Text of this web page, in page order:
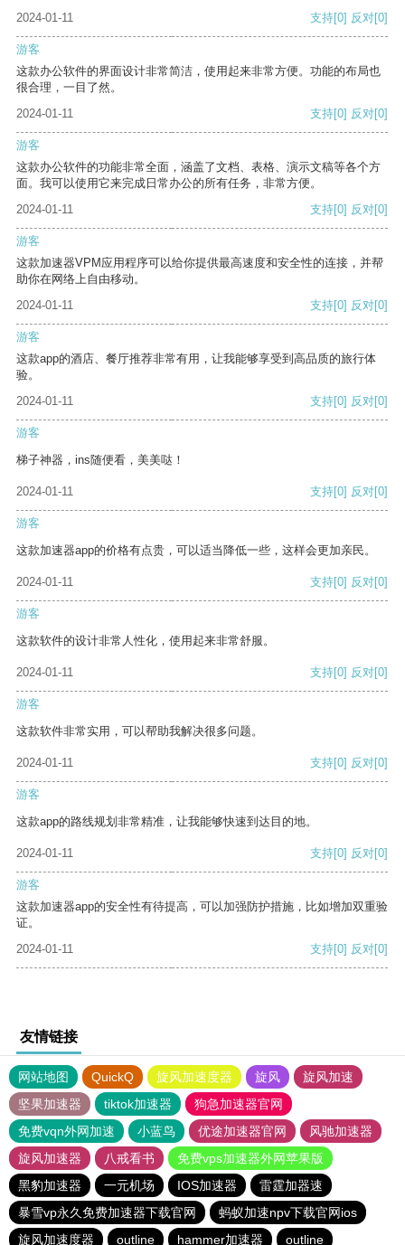
2024-01-11
支持[0] 反对[0]
游客
这款办公软件的界面设计非常简洁，使用起来非常方便。功能的布局也
很合理，一目了然。
2024-01-11
支持[0] 反对[0]
游客
这款办公软件的功能非常全面，涵盖了文档、表格、演示文稿等各个方
面。我可以使用它来完成日常办公的所有任务，非常方便。
2024-01-11
支持[0] 反对[0]
游客
这款加速器VPM应用程序可以给你提供最高速度和安全性的连接，并帮
助你在网络上自由移动。
2024-01-11
支持[0] 反对[0]
游客
这款app的酒店、餐厅推荐非常有用，让我能够享受到高品质的旅行体
验。
2024-01-11
支持[0] 反对[0]
游客
梯子神器，ins随便看，美美哒！
2024-01-11 支持[0] 反对[0]
游客
这款加速器app的价格有点贵，可以适当降低一些，这样会更加亲民。
2024-01-11 支持[0] 反对[0]
游客
这款软件的设计非常人性化，使用起来非常舒服。
2024-01-11 支持[0] 反对[0]
游客
这款软件非常实用，可以帮助我解决很多问题。
2024-01-11 支持[0] 反对[0]
游客
这款app的路线规划非常精准，让我能够快速到达目的地。
2024-01-11 支持[0] 反对[0]
游客
这款加速器app的安全性有待提高，可以加强防护措施，比如增加双重验
证。
2024-01-11
支持[0] 反对[0]
友情链接
网站地图 QuickQ 旋风加速度器 旋风
旋风加速
坚果加速器
tiktok加速器
狗急加速器官网
免费vqn外网加速
小蓝鸟 优途加速器官网
风驰加速器
旋风加速器
八戒看书
免费vps加速器外网苹果版
黑豹加速器
一元机场 IOS加速器
雷霆加器速
暴雪vp永久免费加速器下载官网
蚂蚁加速npv下载官网ios
旋风加速度器
outline hammer加速器 outline